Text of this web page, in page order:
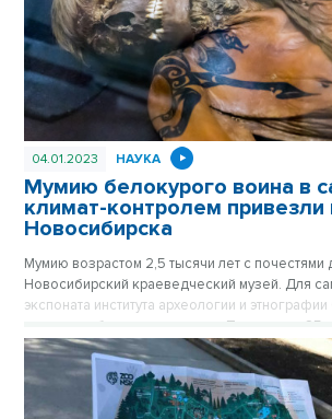
04.01.2023 НАУКА
Мумию белокурого воина в
климат-контролем привезли
Новосибирска
Мумию возрастом 2,5 тысячи лет с почестями
Новосибирский краеведческий музей. Для
экспоната института археологии и
поездка – большая редкость. Последние 25
знаменитой принцессы Укока выезжает из
только по самым важным поводам. Чуть
мумия родом с Алтая будет находиться в
Публикуется повторно в цикле «Лучшие